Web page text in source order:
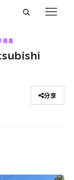
消息
分享